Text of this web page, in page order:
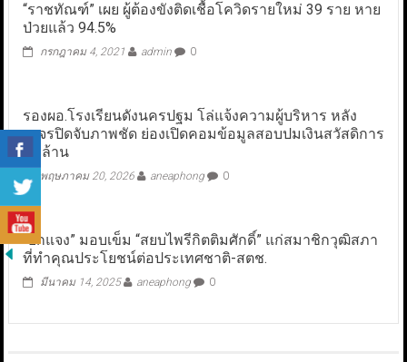
“ราชทัณฑ์” เผย ผู้ต้องขังติดเชื้อโควิดรายใหม่ 39 ราย หาย
ป่วยแล้ว 94.5%
กรกฎาคม 4, 2021 admin 0
รองผอ.โรงเรียนดังนครปฐม โล่แจ้งความผู้บริหาร หลัง
วงจรปิดจับภาพชัด ย่องเปิดคอมข้อมูลสอบปมเงินสวัสดิการ
นับล้าน
พฤษภาคม 20, 2026 aneaphong 0
“บิ๊กแจง” มอบเข็ม “สยบไพรีกิตติมศักดิ์” แก่สมาชิกวุฒิสภา
ที่ทำคุณประโยชน์ต่อประเทศชาติ-สตช.
มีนาคม 14, 2025 aneaphong 0